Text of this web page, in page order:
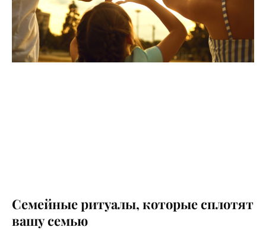
Семейные ритуалы, которые сплотят
вашу семью